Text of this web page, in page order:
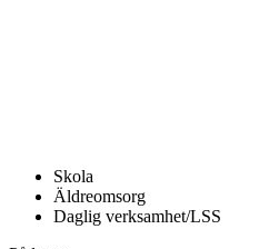
Skola
Äldreomsorg
Daglig verksamhet/LSS